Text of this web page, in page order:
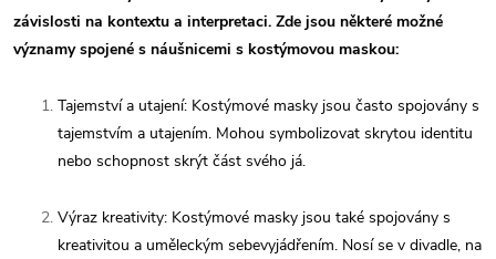
závislosti na kontextu a interpretaci. Zde jsou některé možné
významy spojené s náušnicemi s kostýmovou maskou:
Tajemství a utajení: Kostýmové masky jsou často spojovány s
tajemstvím a utajením. Mohou symbolizovat skrytou identitu
nebo schopnost skrýt část svého já.
Výraz kreativity: Kostýmové masky jsou také spojovány s
kreativitou a uměleckým sebevyjádřením. Nosí se v divadle, na